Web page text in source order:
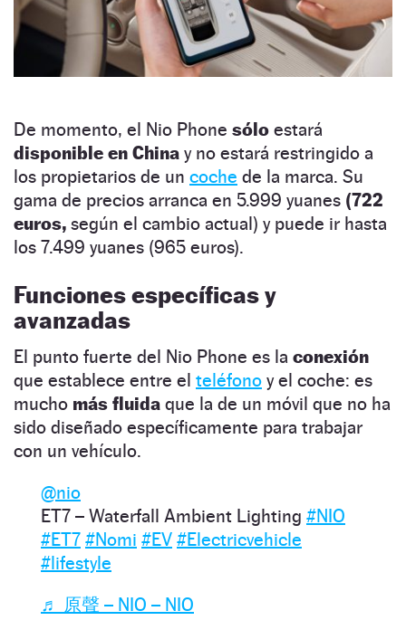
De momento, el Nio Phone sólo estará
disponible en China y no estará restringido a
los propietarios de un coche de la marca. Su
gama de precios arranca en 5.999 yuanes (722
euros, según el cambio actual) y puede ir hasta
los 7.499 yuanes (965 euros).
Funciones específicas y
avanzadas
El punto fuerte del Nio Phone es la conexión
que establece entre el teléfono y el coche: es
mucho más fluida que la de un móvil que no ha
sido diseñado específicamente para trabajar
con un vehículo.
@nio
ET7 – Waterfall Ambient Lighting #NIO
#ET7 #Nomi #EV #Electricvehicle
#lifestyle
♬ 原聲 – NIO – NIO